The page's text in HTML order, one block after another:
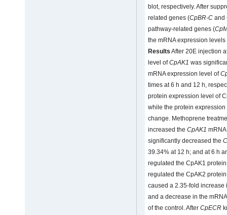
blot, respectively. After
related genes (CpBR-C and
pathway-related genes (
the mRNA expression
Results After 20E injection
level ofCpAK1 was
mRNA expression level of
times at 6 h and 12 h,
protein expression level of
while the protein
change. Methoprene
increased the CpAK1
significantly decreased the
39.34% at 12 h; and at 6 h
regulated the CpAK1
regulated the CpAK2
caused a 2.35-fold
and a decrease in the
of the control. After CpECR